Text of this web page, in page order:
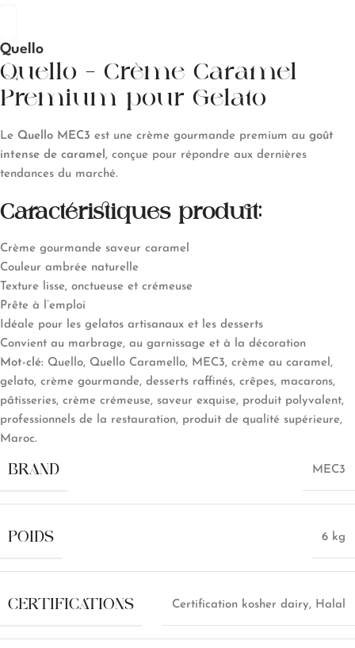
Quello
Quello – Crème Caramel
Premium pour Gelato
Le Quello MEC3 est une crème gourmande premium au goût
intense de caramel , conçue pour répondre aux dernières
tendances du marché.
Caractéristiques produit:
Crème gourmande saveur caramel
Couleur ambrée naturelle
Texture lisse, onctueuse et crémeuse
Prête à l’emploi
Idéale pour les gelatos artisanaux et les desserts
Convient au marbrage, au garnissage et à la décoration
Mot-clé: Quello, Quello Caramello, MEC3, crème au caramel,
gelato, crème gourmande, desserts raffinés, crêpes, macarons,
pâtisseries, crème crémeuse, saveur exquise, produit polyvalent,
professionnels de la restauration, produit de qualité supérieure,
Maroc.
BRAND MEC3
POIDS 6 kg
CERTIFICATIONS Certification kosher dairy, Halal